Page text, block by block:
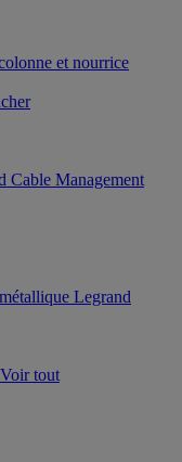
et nourrice
Cable Management
Legrand
Voir tout